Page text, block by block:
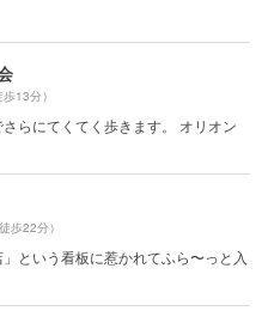
歩13分）
らにてくてく歩きます。 オリオン
徒歩22分）
」という看板に惹かれてふら〜っと入